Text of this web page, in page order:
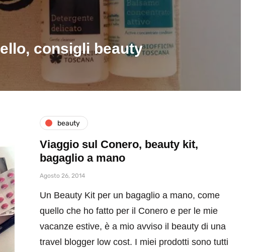
consigli beauty
beauty
Viaggio sul Conero, beauty kit,
bagaglio a mano
Agosto 26, 2014
Un Beauty Kit per un bagaglio a mano, come
quello che ho fatto per il Conero e per le mie
vacanze estive, è a mio avviso il beauty di una
travel blogger low cost. I miei prodotti sono tutti